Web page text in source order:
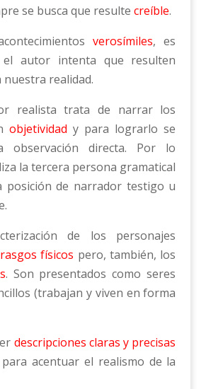
se busca que resulte creíble.
verosímiles, es
el autor intenta que resulten
nuestra realidad.
realista trata de narrar los
objetividad y para lograrlo se
observación directa. Por lo
la tercera persona gramatical
posición de narrador testigo u
de los personajes
rasgos físicos pero, también, los
. Son presentados como seres
(trabajan y viven en forma
descripciones claras y precisas
acentuar el realismo de la